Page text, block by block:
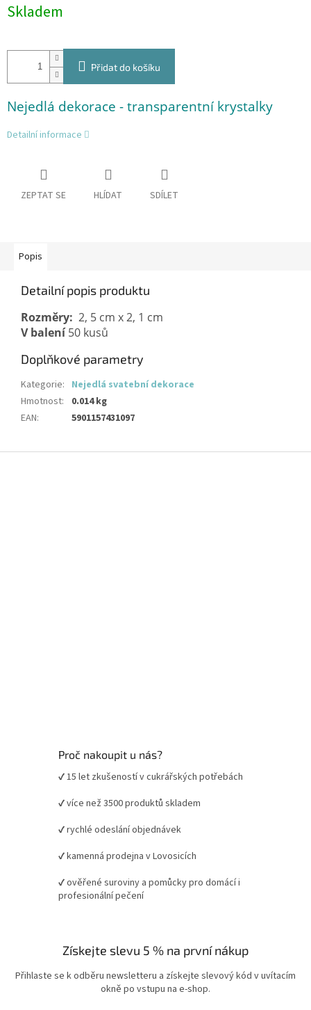
Skladem
Přidat do košíku
Nejedlá dekorace - transparentní krystalky
Detailní informace
ZEPTAT SE HLÍDAT SDÍLET
Popis
Detailní popis produktu
Rozměry:
V balení 50 kusů
Doplňkové parametry
Kategorie: Nejedlá svatební dekorace
Hmotnost:
0.014 kg
EAN: 5901157431097
Proč nakoupit u nás?
✔ 15 let zkušeností v cukrářských potřebách
✔ více než 3500 produktů skladem
✔ rychlé odeslání objednávek
✔ kamenná prodejna v Lovosicích
✔ ověřené suroviny a pomůcky pro domácí i
profesionální pečení
Získejte slevu 5 % na první nákup
Přihlaste se k odběru newsletteru a získejte slevový kód v uvítacím
okně po vstupu na e-shop.